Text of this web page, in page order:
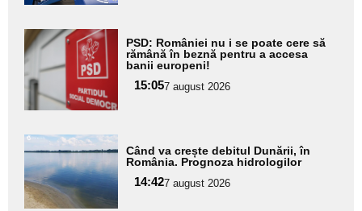
Adaugă
aici textul
pentru
subtitlu
PSD: României nu i se poate cere să
rămână în beznă pentru a accesa
banii europeni!
15:057 august 2026
Adaugă
aici textul
pentru
subtitlu
Când va crește debitul Dunării, în
România. Prognoza hidrologilor
14:427 august 2026